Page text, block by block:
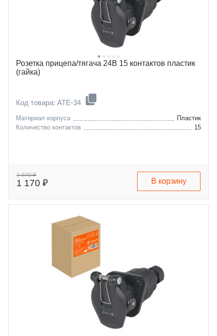
Розетка прицепа/тягача 24В 15 контактов пластик
(гайка)
Код товара: ATE-34
Материал корпуса
Пластик
Количество контактов
15
1 370 ₽
1 170 ₽ В корзину